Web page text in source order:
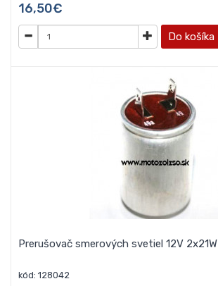
16,50€
Do košíka
Prerušovač smerových svetiel 12V 2x21W
kód: 128042